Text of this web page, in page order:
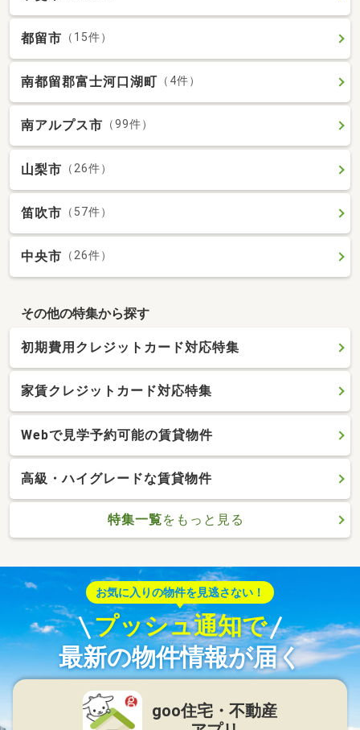
都留市 （15件）
南都留郡富士河口湖町 （4件）
南アルプス市 （99件）
山梨市 （26件）
笛吹市 （57件）
中央市 （26件）
その他の特集から探す
初期費用クレジットカード対応特集
家賃クレジットカード対応特集
Webで見学予約可能の賃貸物件
高級・ハイグレードな賃貸物件
特集一覧をもっと見る
お気に入りの物件を見逃さない！
プッシュ通知で
最新の物件情報が届く
goo住宅・不動産